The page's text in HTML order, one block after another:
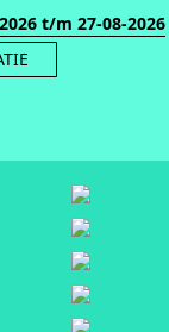
t/m 27-08-2026